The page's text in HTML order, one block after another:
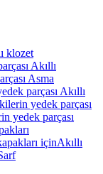
klozet
Akıllı
Asma
parçası Akıllı
yedek parçası
yedek parçası
içinAkıllı